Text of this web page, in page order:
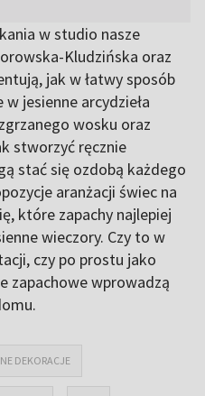
w studio nasze
Kludzińska oraz
jak w łatwy sposób
w jesienne arcydzieła
wosku oraz
stworzyć ręcznie
stać się ozdobą każdego
aranżacji świec na
które zapachy najlepiej
wieczory. Czy to w
czy po prostu jako
zapachowe wprowadzą
DEKORACJE